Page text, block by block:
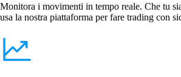
Monitora i movimenti in tempo reale. Che tu
usa la nostra piattaforma per fare trading con